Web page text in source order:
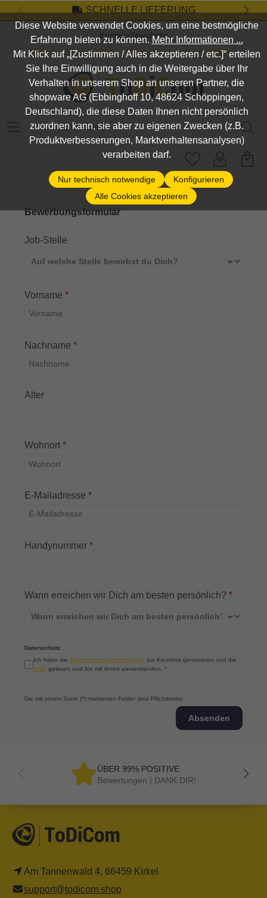
Zum Hauptinhalt springenSCHNELLE LIEFERUNG
Kontakt/Standort
DEIN SHOP FÜR SPIEL, SPASS UND VIELES MEHR...
Suchbegriff eingeben ...
Bewerbungsformular
Job-Stelle
Vorname *
Nachname *
Alter
Wohnort *
E-Mailadresse *
Handynummer *
Wann erreichen wir Dich am besten persönlich? *
Datenschutz
Ich habe die Datenschutzbestimmungen zur Kenntnis genommen und die
AGB gelesen und bin mit ihnen einverstanden. *
Die mit einem Stern (*) markierten Felder sind Pflichtfelder.
Absenden
ÜBER 99% POSITIVE
Bewertungen | DANK DIR!
Am Tannenwald 4, 66459 Kirkel
support@todicom.shop
Diese Website verwendet Cookies, um eine bestmögliche
Erfahrung bieten zu können.Mehr Informationen ...
Mit Klick auf „[Zustimmen / Alles akzeptieren / etc.]“ erteilen
Sie Ihre Einwilligung auch in die Weitergabe über Ihr
Verhalten in unserem Shop an unseren Partner, die
shopware AG (Ebbinghoff 10, 48624 Schöppingen,
Deutschland), die diese Daten Ihnen nicht persönlich
zuordnen kann, sie aber zu eigenen Zwecken (z.B.
Produktverbesserungen, Marktverhaltensanalysen)
verarbeiten darf.
Nur technisch notwendige
Konfigurieren
Alle Cookies akzeptieren